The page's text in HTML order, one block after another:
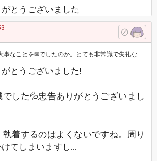
とうございました
。とても非常識で失礼なことです。電話をして話すことですよ。②怒鳴られてパニックになることがわかるのなら、…
とうございました!
した💦忠告ありがとうございまし
着するのはよくないですね。周り
てしまいますし…